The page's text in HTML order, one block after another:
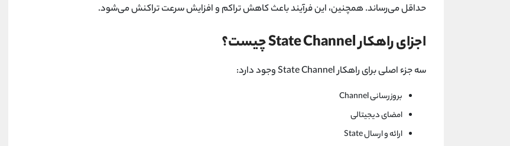
حداقل می‌رساند. همچنین، این فرآیند باعث کاهش تراکم و افزایش سرعت تراکنش می‌شود.
اجزای راهکار State Channel چیست؟
سه جزء اصلی برای راهکار State Channel وجود دارد:
بروزرسانی Channel
امضای دیجیتالی
ارائه و ارسال State